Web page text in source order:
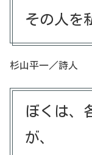
その人を
杉山平一／詩人
ぼくは、
が、